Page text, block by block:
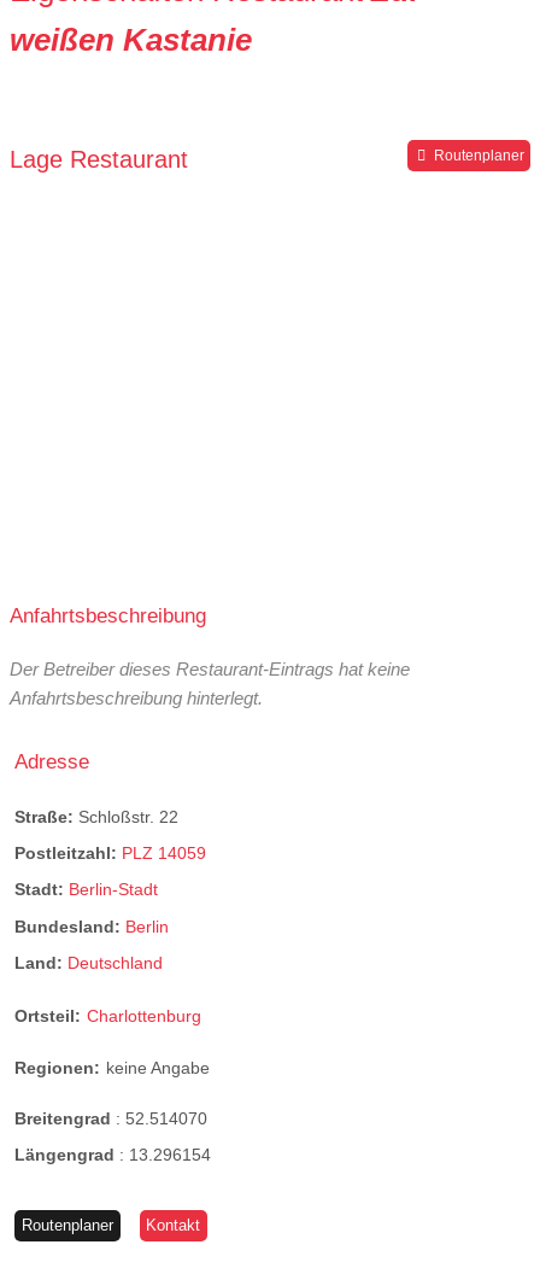
weißen Kastanie
Lage Restaurant Routenplaner
Anfahrtsbeschreibung
Der Betreiber dieses Restaurant-Eintrags hat keine
Anfahrtsbeschreibung hinterlegt.
Adresse
Straße: Schloßstr. 22
Postleitzahl: PLZ 14059
Stadt: Berlin-Stadt
Bundesland: Berlin
Land: Deutschland
Ortsteil: Charlottenburg
Regionen: keine Angabe
Breitengrad : 52.514070
Längengrad : 13.296154
Routenplaner Kontakt